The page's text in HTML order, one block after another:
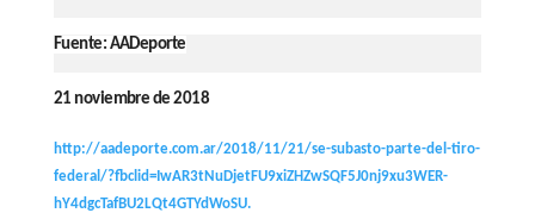
Fuente: AADeporte
21 noviembre de 2018
http://aadeporte.com.ar/2018/11/21/se-subasto-parte-del-tiro-
federal/?fbclid=IwAR3tNuDjetFU9xiZHZwSQF5J0nj9xu3WER-
hY4dgcTafBU2LQt4GTYdWoSU.